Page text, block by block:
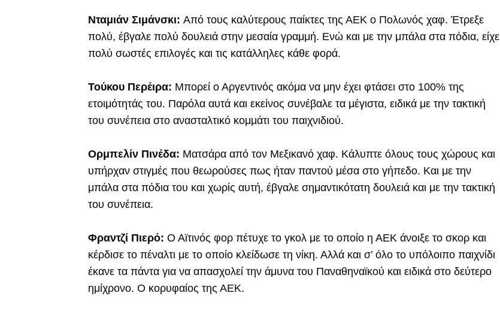
Νταμιάν Σιμάνσκι: Από τους καλύτερους παίκτες της ΑΕΚ ο Πολωνός χαφ. Έτρεξε
πολύ, έβγαλε πολύ δουλειά στην μεσαία γραμμή. Ενώ και με την μπάλα στα πόδια, είχε
πολύ σωστές επιλογές και τις κατάλληλες κάθε φορά.
Τούκου Περέιρα: Μπορεί ο Αργεντινός ακόμα να μην έχει φτάσει στο 100% της
ετοιμότητάς του. Παρόλα αυτά και εκείνος συνέβαλε τα μέγιστα, ειδικά με την τακτική
του συνέπεια στο ανασταλτικό κομμάτι του παιχνιδιού.
Ορμπελίν Πινέδα: Ματσάρα από τον Μεξικανό χαφ. Κάλυπτε όλους τους χώρους και
υπήρχαν στιγμές που θεωρούσες πως ήταν παντού μέσα στο γήπεδο. Και με την
μπάλα στα πόδια του και χωρίς αυτή, έβγαλε σημαντικότατη δουλειά και με την τακτική
του συνέπεια.
Φραντζί Πιερό: Ο Αϊτινός φορ πέτυχε το γκολ με το οποίο η ΑΕΚ άνοιξε το σκορ και
κέρδισε το πέναλτι με το οποίο κλείδωσε τη νίκη. Αλλά και σ’ όλο το υπόλοιπο παιχνίδι
έκανε τα πάντα για να απασχολεί την άμυνα του Παναθηναϊκού και ειδικά στο δεύτερο
ημίχρονο. Ο κορυφαίος της ΑΕΚ.